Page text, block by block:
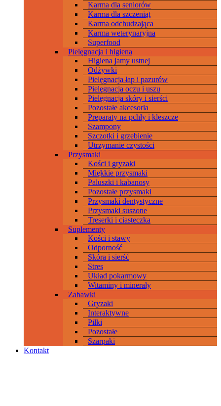
Karma dla seniorów
Karma dla szczeniąt
Karma odchudzająca
Karma weterynaryjna
Superfood
Pielęgnacja i higiena
Higiena jamy ustnej
Odżywki
Pielęgnacja łap i pazurów
Pielęgnacja oczu i uszu
Pielęgnacja skóry i sierści
Pozostałe akcesoria
Preparaty na pchły i kleszcze
Szampony
Szczotki i grzebienie
Utrzymanie czystości
Przysmaki
Kości i gryzaki
Miękkie przysmaki
Paluszki i kabanosy
Pozostałe przysmaki
Przysmaki dentystyczne
Przysmaki suszone
Treserki i ciasteczka
Suplementy
Kości i stawy
Odporność
Skóra i sierść
Stres
Układ pokarmowy
Witaminy i minerały
Zabawki
Gryzaki
Interaktywne
Piłki
Pozostałe
Szarpaki
Kontakt